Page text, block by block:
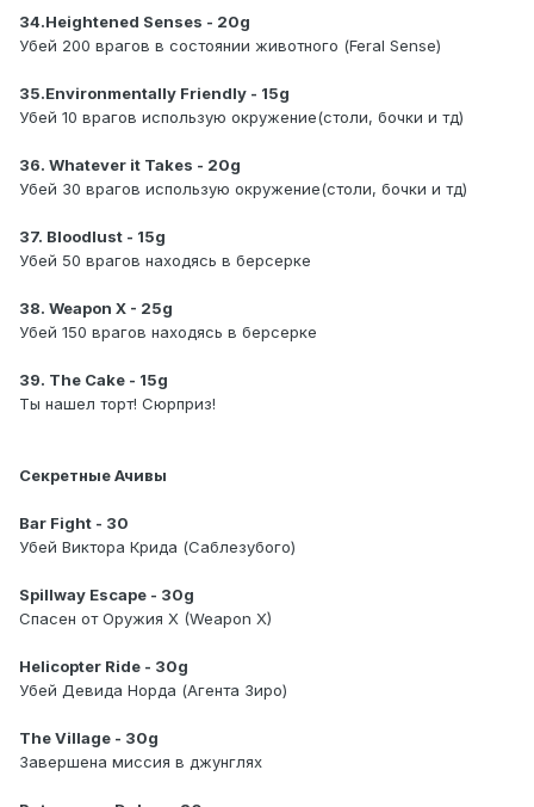
34.Heightened Senses - 20g
Убей 200 врагов в состоянии животного (Feral Sense)
35.Environmentally Friendly - 15g
Убей 10 врагов использую окружение(столи, бочки и тд)
36. Whatever it Takes - 20g
Убей 30 врагов использую окружение(столи, бочки и тд)
37. Bloodlust - 15g
Убей 50 врагов находясь в берсерке
38. Weapon X - 25g
Убей 150 врагов находясь в берсерке
39. The Cake - 15g
Ты нашел торт! Сюрприз!
Секретные Ачивы
Bar Fight - 30
Убей Виктора Крида (Саблезубого)
Spillway Escape - 30g
Спасен от Оружия X (Weapon X)
Helicopter Ride - 30g
Убей Девида Норда (Агента Зиро)
The Village - 30g
Завершена миссия в джунглях